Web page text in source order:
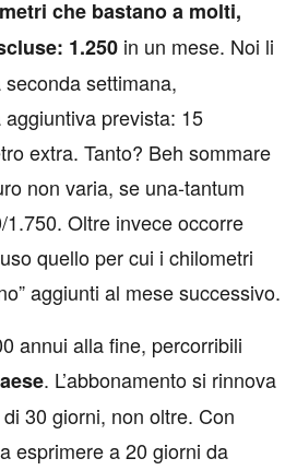
che bastano a molti,
1.250 in un mese. Noi li
settimana,
prevista: 15
extra. Tanto? Beh sommare
non varia, se una-tantum
Oltre invece occorre
quello per cui i chilometri
aggiunti al mese successivo.
annui alla fine, percorribili
. L’abbonamento si rinnova
30 giorni, non oltre. Con
esprimere a 20 giorni da